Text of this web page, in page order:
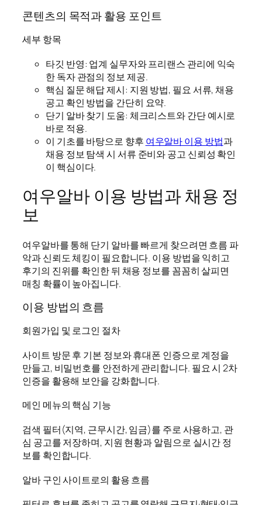
콘텐츠의 목적과 활용 포인트
세부 항목
타깃 반영: 업계 실무자와 프리랜스 관리에 익숙
한 독자 관점의 정보 제공.
핵심 질문 해답 제시: 지원 방법, 필요 서류, 채용
공고 확인 방법을 간단히 요약.
단기 알바 찾기 도움: 체크리스트와 간단 예시로
바로 적용.
이 기초를 바탕으로 향후 여우알바 이용 방법과
채용 정보 탐색 시 서류 준비와 공고 신뢰성 확인
이 핵심이다.
여우알바 이용 방법과 채용 정
보
여우알바를 통해 단기 알바를 빠르게 찾으려면 흐름 파
악과 신뢰도 체킹이 필요합니다. 이용 방법을 익히고
후기의 진위를 확인한 뒤 채용 정보를 꼼꼼히 살피면
매칭 확률이 높아집니다.
이용 방법의 흐름
회원가입 및 로그인 절차
사이트 방문 후 기본 정보와 휴대폰 인증으로 계정을
만들고, 비밀번호를 안전하게 관리합니다. 필요 시 2차
인증을 활용해 보안을 강화합니다.
메인 메뉴의 핵심 기능
검색 필터(지역, 근무시간, 임금)를 주로 사용하고, 관
심 공고를 저장하며, 지원 현황과 알림으로 실시간 정
보를 확인합니다.
알바 구인 사이트로의 활용 흐름